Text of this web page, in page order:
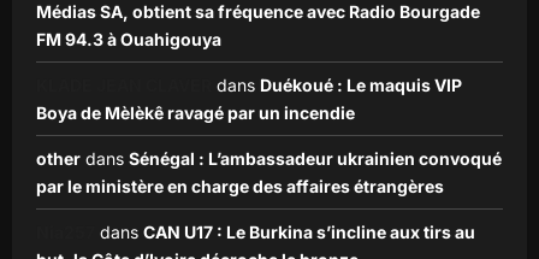
Médias SA, obtient sa fréquence avec Radio Bourgade
FM 94.3 à Ouahigouya
dans Duékoué : Le maquis VIP
Boya de Mèlèkê ravagé par un incendie
other dans Sénégal : L’ambassadeur ukrainien convoqué
par le ministère en charge des affaires étrangères
dans CAN U17 : Le Burkina s’incline aux tirs au